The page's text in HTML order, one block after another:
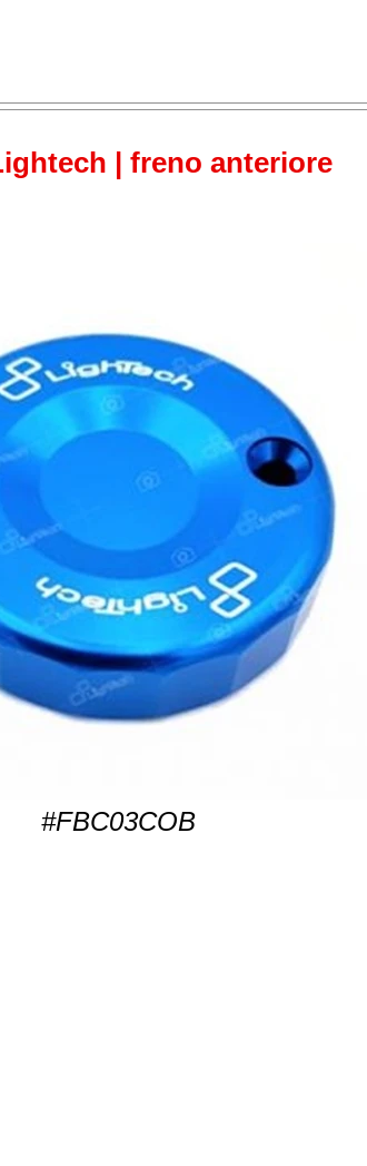
| freno anteriore
#FBC03COB